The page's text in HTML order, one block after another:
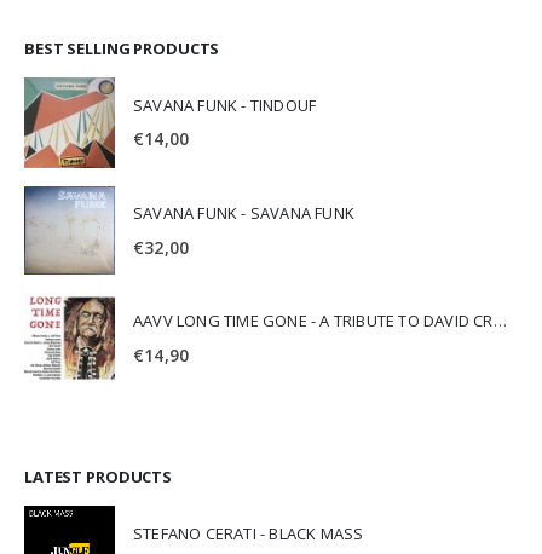
BEST SELLING PRODUCTS
SAVANA FUNK - TINDOUF
€14,00
SAVANA FUNK - SAVANA FUNK
€32,00
AAVV LONG TIME GONE - A TRIBUTE TO DAVID CROSBY
€14,90
LATEST PRODUCTS
STEFANO CERATI - BLACK MASS